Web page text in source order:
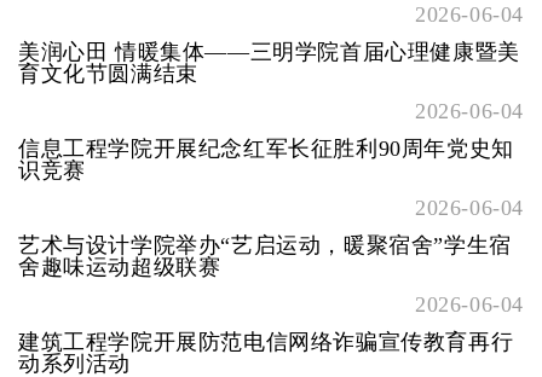
2026-06-04
美润心田 情暖集体——三明学院首届心理健康暨美
育文化节圆满结束
2026-06-04
信息工程学院开展纪念红军长征胜利90周年党史知
识竞赛
2026-06-04
艺术与设计学院举办“艺启运动，暖聚宿舍”学生宿
舍趣味运动超级联赛
2026-06-04
建筑工程学院开展防范电信网络诈骗宣传教育再行
动系列活动